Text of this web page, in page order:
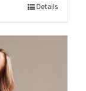
Details